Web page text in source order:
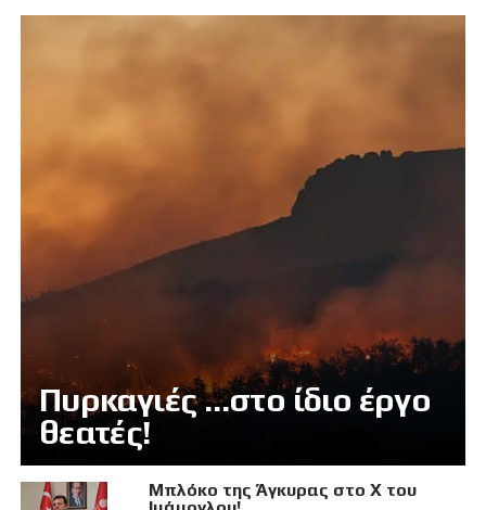
Πυρκαγιές …στο ίδιο έργο
θεατές!
Μπλόκο της Άγκυρας στο X του